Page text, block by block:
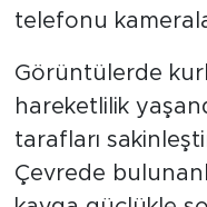
telefonu
Görüntülerde
hareketlilik
tarafları
Çevrede